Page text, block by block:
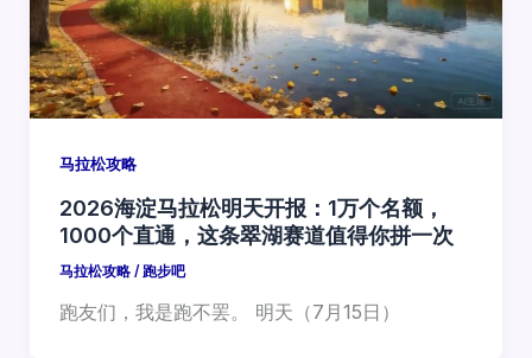
马拉松攻略
2026海淀马拉松明天开报：1万个名额，
1000个直通，这条翠湖赛道值得你拼一次
马拉松攻略/ 跑步吧
跑友们，我是跑不罢。 明天（7月15日）